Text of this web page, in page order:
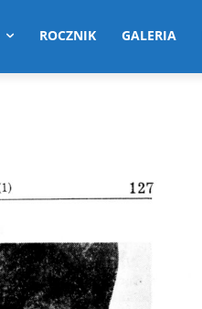
ROCZNIK GALERIA